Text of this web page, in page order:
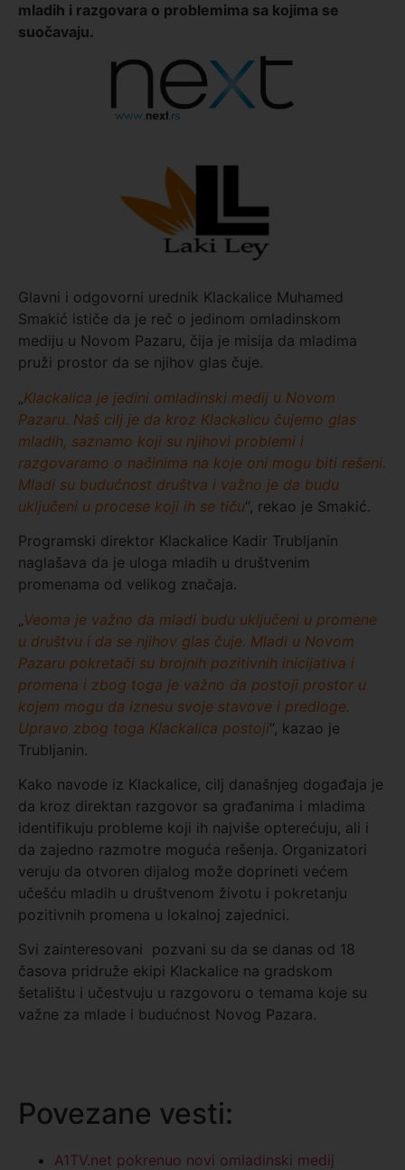
mladih i razgovara o problemima sa kojima se
suočavaju.
Glavni i odgovorni urednik Klackalice Muhamed
Smakić ističe da je reč o jedinom omladinskom
mediju u Novom Pazaru, čija je misija da mladima
pruži prostor da se njihov glas čuje.
Klackalica je jedini omladinski medij u Novom
Pazaru. Naš cilj je da kroz Klackalicu čujemo glas
mladih, saznamo koji su njihovi problemi i
razgovaramo o načinima na koje oni mogu biti rešeni.
Mladi su budućnost društva i važno je da budu
uključeni u procese koji ih se tiču“, rekao je Smakić.
Programski direktor Klackalice Kadir Trubljanin
naglašava da je uloga mladih u društvenim
promenama od velikog značaja.
Veoma je važno da mladi budu uključeni u promene
u društvu i da se njihov glas čuje. Mladi u Novom
Pazaru pokretači su brojnih pozitivnih inicijativa i
promena i zbog toga je važno da postoji prostor u
kojem mogu da iznesu svoje stavove i predloge.
Upravo zbog toga Klackalica postoji“, kazao je
Trubljanin.
Kako navode iz Klackalice, cilj današnjeg događaja je
da kroz direktan razgovor sa građanima i mladima
identifikuju probleme koji ih najviše opterećuju, ali i
da zajedno razmotre moguća rešenja. Organizatori
veruju da otvoren dijalog može doprineti većem
učešću mladih u društvenom životu i pokretanju
pozitivnih promena u lokalnoj zajednici.
Svi zainteresovani pozvani su da se danas od 18
časova pridruže ekipi Klackalice na gradskom
šetalištu i učestvuju u razgovoru o temama koje su
važne za mlade i budućnost Novog Pazara.
Povezane vesti:
A1TV.net pokrenuo novi omladinski medij